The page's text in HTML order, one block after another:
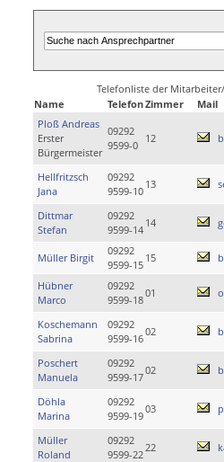
Telefonliste der
Name
TelefonZimmer
Mail
Ploß Andreas
Erster
Bürgermeister
09292
9599-0
12
Hellfritzsch
Jana
09292
9599-10
13
Dittmar
Stefan
09292
9599-14
14
Müller Birgit
09292
9599-15
15
Hübner
Marco
09292
9599-18
01
Koschemann
Sabrina
09292
9599-16
02
Poschert
Manuela
09292
9599-17
02
Döhla
Marina
09292
9599-19
03
Müller
Roland
09292
9599-22
22